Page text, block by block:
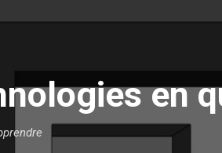
principal
en